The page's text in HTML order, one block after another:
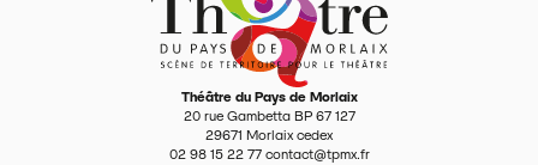
Théâtre du Pays de Morlaix
20 rue Gambetta BP 67 127
29671 Morlaix cedex
02 98 15 22 77 contact@tpmx.fr